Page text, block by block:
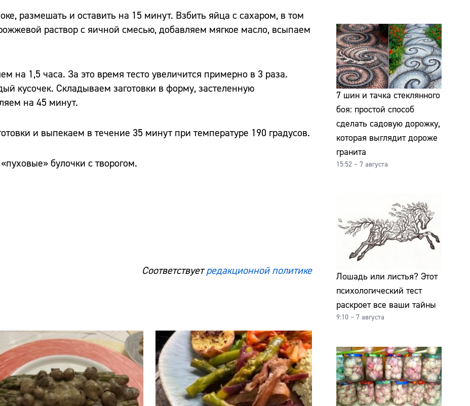
размешать и оставить на 15 минут. Взбить яйца с сахаром, в том
раствор с яичной смесью, добавляем мягкое масло, всыпаем
на 1,5 часа. За это время тесто увеличится примерно в 3 раза.
кусочек. Складываем заготовки в форму, застеленную
на 45 минут.
и выпекаем в течение 35 минут при температуре 190 градусов.
булочки с творогом.
Соответствуетредакционной политике
7 шин и тачка стеклянного
боя: простой способ
сделать садовую дорожку,
которая выглядит дороже
гранита
15:52 – 7 августа
Лошадь или листья? Этот
психологический тест
раскроет все ваши тайны
9:10 – 7 августа